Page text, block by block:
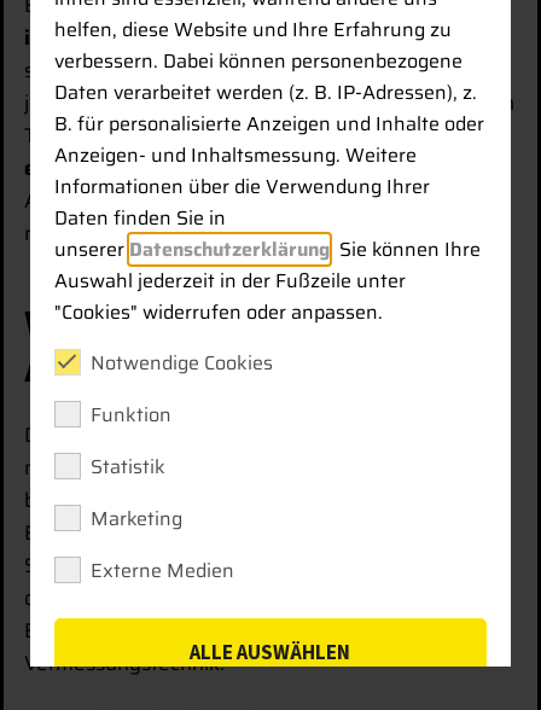
intuitive Bedienbarkeit: Viele Einstellungen lassen
sich direkt im Display vornehmen und schnell an die
jeweiligen Anforderungen anpassen. Im praktischen
Teil der Schulung wurde zudem einSchwenklöffel
eingemessen und installiert, wodurch die
Anwendung der Systeme unmittelbar
nachvollziehbar wurde.
Wissenstransfer für den
Arbeitsalltag
Die Schulung bot eine gute Gelegenheit, sowohl
neue Funktionen kennenzulernen als auch
bestehendes Wissen zu vertiefen. Die gewonnenen
Erkenntnisse fließen direkt in die tägliche Arbeit von
Smart Systems Technology ein – insbesondere in
die Beratung und Unterstützung von Kunden im
Bereich Maschinensteuerung und
Vermessungstechnik.
helfen, diese Website und Ihre Erfahrung zu
verbessern. Dabei können personenbezogene
Daten verarbeitet werden (z. B. IP-Adressen), z.
B. für personalisierte Anzeigen und Inhalte oder
Anzeigen- und Inhaltsmessung. Weitere
Informationen über die Verwendung Ihrer
Daten finden Sie in
unserer Datenschutzerklärung . Sie können Ihre
Auswahl jederzeit in der Fußzeile unter
"Cookies" widerrufen oder anpassen.
Notwendige Cookies
Funktion
Statistik
Marketing
Externe Medien
ALLE AUSWÄHLEN